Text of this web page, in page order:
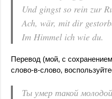
Und gingst so rein zur
Ach, wär, mit dir
Im Himmel ich wie du.
Перевод (мой, с
слово-в-слово,
Ты умер такой молодой